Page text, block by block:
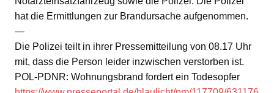
hat die Ermittlungen zur Brandursache aufgenommen.
—
Die Polizei teilt in ihrer Pressemitteilung von 08.17 Uhr
mit, dass die Person leider inzwischen verstorben ist.
POL-PDNR: Wohnungsbrand fordert ein Todesopfer